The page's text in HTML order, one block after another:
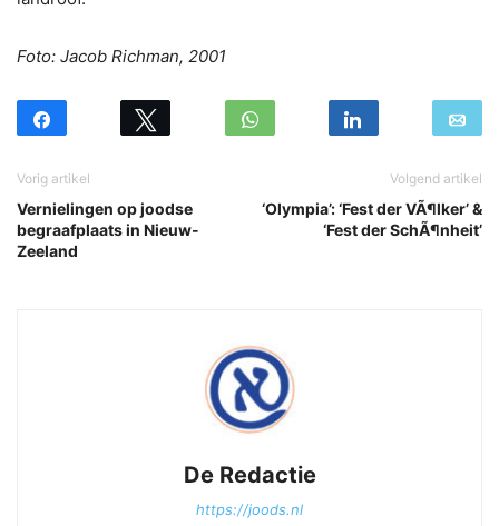
Foto: Jacob Richman, 2001
Vorig artikel
Vernielingen op joodse
begraafplaats in Nieuw-
Zeeland
Volgend artikel
‘Olympia’: ‘Fest der VÃ¶lker’ &
‘Fest der SchÃ¶nheit’
De Redactie
https://joods.nl